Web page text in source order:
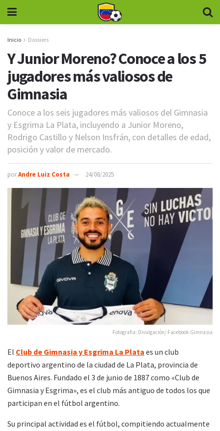
Inicio Dossiers
Y Junior Moreno? Conoce a los 5
jugadores más valiosos de
Gimnasia
Conoce a los seis jugadores más valiosos del Gimnasia
y Esgrima La Plata, incluyendo a Junior Moreno,
Rodrigo Castillo y Nelson Insfrán, con detalles de edad,
posición y valor de mercado.
porAndre Luiz Costa 24/08/2025
Fotografia: Divulgación/ Facebook Gimnasia
El Club de Gimnasia y Esgrima La Plata es un club
deportivo argentino de la ciudad de La Plata, provincia de
Buenos Aires. Fundado el 3 de junio de 1887 como «Club de
Gimnasia y Esgrima», es el club más antiguo de todos los que
participan en el fútbol argentino.
Su principal actividad es el fútbol, compitiendo actualmente